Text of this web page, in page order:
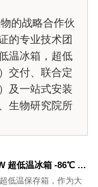
的战略合作伙
的专业技术团
温冰箱，超低
交付、联合定
及一站式安装
生物研究院所
海尔 DW-86L828W 超低温冰箱 -86℃ 828L 大容量 双独立制冷系统
低温保存箱，作为大